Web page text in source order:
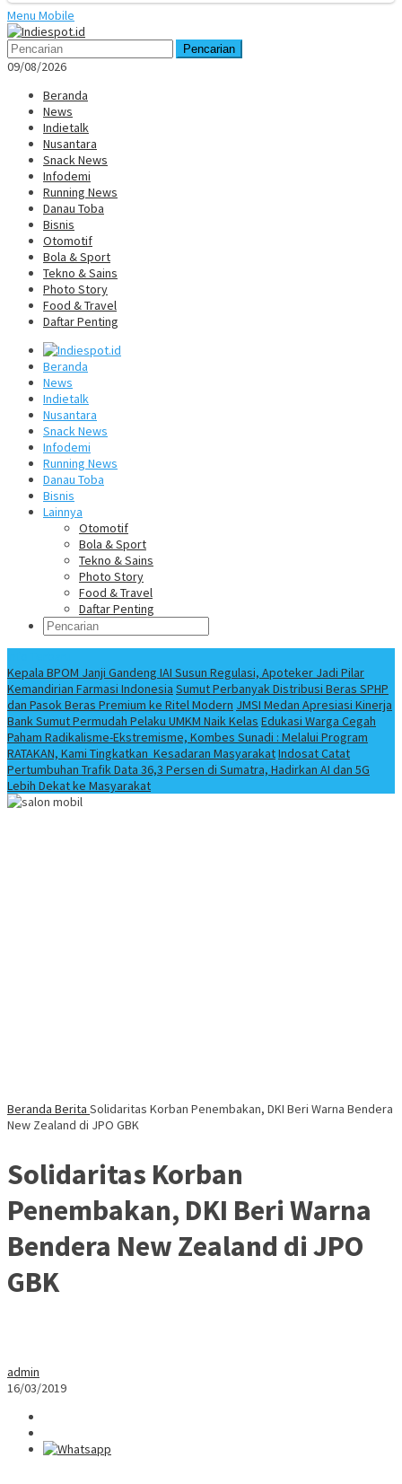
Menu Mobile
Pencarian
09/08/2026
Beranda
News
Indietalk
Nusantara
Snack News
Infodemi
Running News
Danau Toba
Bisnis
Otomotif
Bola & Sport
Tekno & Sains
Photo Story
Food & Travel
Daftar Penting
Beranda
News
Indietalk
Nusantara
Snack News
Infodemi
Running News
Danau Toba
Bisnis
Lainnya
Otomotif
Bola & Sport
Tekno & Sains
Photo Story
Food & Travel
Daftar Penting
Kepala BPOM Janji Gandeng IAI Susun Regulasi, Apoteker Jadi Pilar
Kemandirian Farmasi Indonesia Sumut Perbanyak Distribusi Beras SPHP
dan Pasok Beras Premium ke Ritel Modern JMSI Medan Apresiasi Kinerja
Bank Sumut Permudah Pelaku UMKM Naik Kelas Edukasi Warga Cegah
Paham Radikalisme-Ekstremisme, Kombes Sunadi : Melalui Program
RATAKAN, Kami Tingkatkan Kesadaran MasyarakatIndosat Catat
Pertumbuhan Trafik Data 36,3 Persen di Sumatra, Hadirkan AI dan 5G
Lebih Dekat ke Masyarakat
Beranda Berita Solidaritas Korban Penembakan, DKI Beri Warna Bendera
New Zealand di JPO GBK
Solidaritas Korban
Penembakan, DKI Beri Warna
Bendera New Zealand di JPO
GBK
admin
16/03/2019